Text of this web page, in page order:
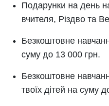
Подарунки на день
вчителя, Різдво та
Безкоштовне
суму до 13 000 грн.
Безкоштовне
твоїх дітей на суму